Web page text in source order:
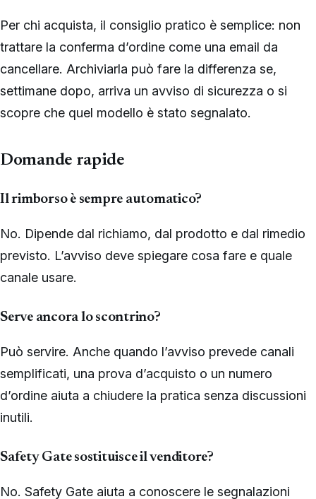
Per chi acquista, il consiglio pratico è semplice: non
trattare la conferma d’ordine come una email da
cancellare. Archiviarla può fare la differenza se,
settimane dopo, arriva un avviso di sicurezza o si
scopre che quel modello è stato segnalato.
Domande rapide
Il rimborso è sempre automatico?
No. Dipende dal richiamo, dal prodotto e dal rimedio
previsto. L’avviso deve spiegare cosa fare e quale
canale usare.
Serve ancora lo scontrino?
Può servire. Anche quando l’avviso prevede canali
semplificati, una prova d’acquisto o un numero
d’ordine aiuta a chiudere la pratica senza discussioni
inutili.
Safety Gate sostituisce il venditore?
No. Safety Gate aiuta a conoscere le segnalazioni